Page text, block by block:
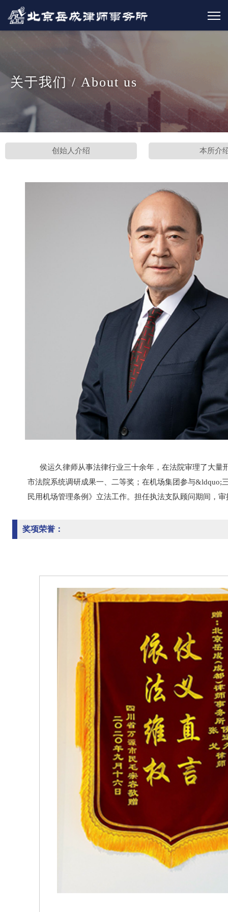
关于我们 / About us
创始人介绍 本所介
侯运久律师从事法律行业三十余年，在法院审理了大
市法院系统调研成果一、二等奖；在机场集团参与&ldquo;
民用机场管理条例》立法工作。担任执法支队顾问期间，
奖项荣誉：